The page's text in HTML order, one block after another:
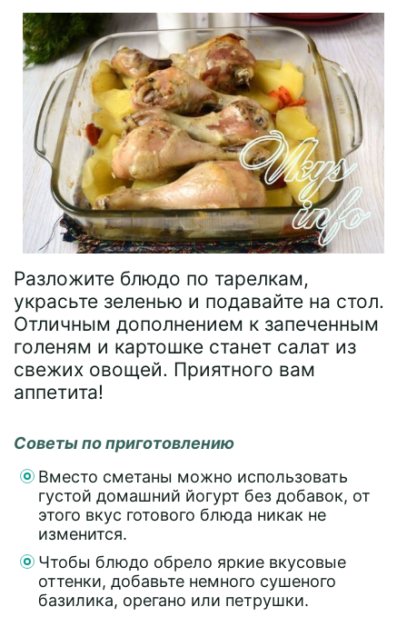
Разложите блюдо по тарелкам,
украсьте зеленью и подавайте на стол.
Отличным дополнением к запеченным
голеням и картошке станет салат из
свежих овощей. Приятного вам
аппетита!
Советы по приготовлению
Вместо сметаны можно использовать
густой домашний йогурт без добавок, от
этого вкус готового блюда никак не
изменится.
Чтобы блюдо обрело яркие вкусовые
оттенки, добавьте немного сушеного
базилика, орегано или петрушки.